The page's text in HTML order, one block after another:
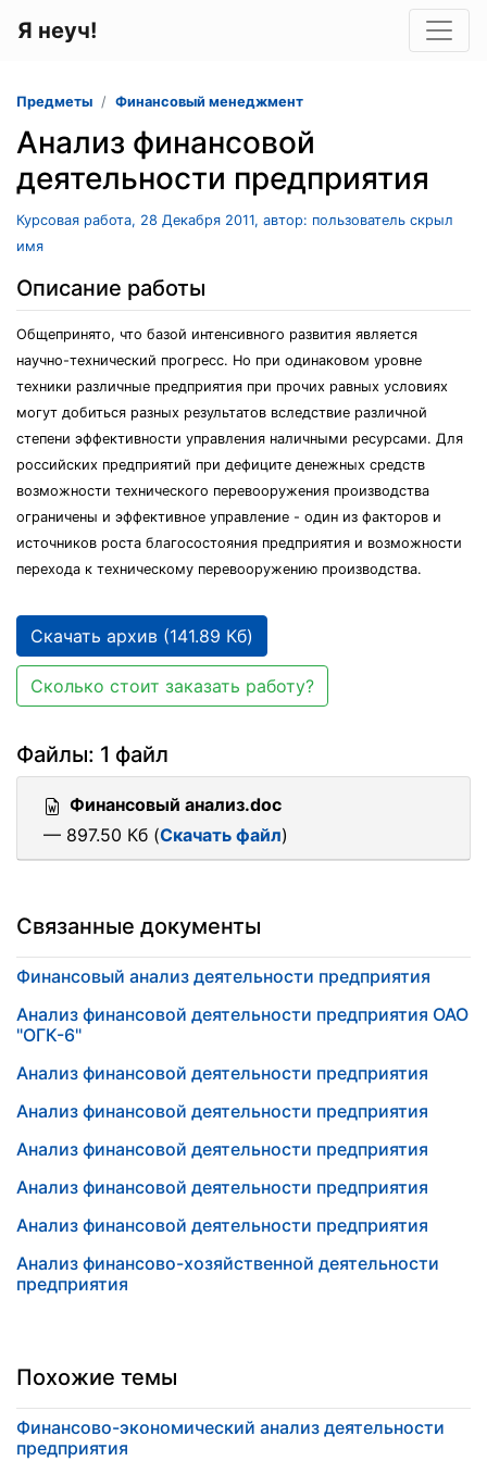
Я неуч!
Предметы Финансовый менеджмент
Анализ финансовой
деятельности предприятия
Курсовая работа, 28 Декабря 2011, автор: пользователь скрыл
имя
Описание работы
Общепринято, что базой интенсивного развития является
научно-технический прогресс. Но при одинаковом уровне
техники различные предприятия при прочих равных условиях
могут добиться разных результатов вследствие различной
степени эффективности управления наличными ресурсами. Для
российских предприятий при дефиците денежных средств
возможности технического перевооружения производства
ограничены и эффективное управление - один из факторов и
источников роста благосостояния предприятия и возможности
перехода к техническому перевооружению производства.
Скачать архив (141.89 Кб)
Сколько стоит заказать работу?
Файлы: 1 файл
Финансовый анализ.doc
— 897.50 Кб (Скачать файл)
Связанные документы
Финансовый анализ деятельности предприятия
Анализ финансовой деятельности предприятия ОАО
"ОГК-6"
Анализ финансовой деятельности предприятия
Анализ финансовой деятельности предприятия
Анализ финансовой деятельности предприятия
Анализ финансовой деятельности предприятия
Анализ финансовой деятельности предприятия
Анализ финансово-хозяйственной деятельности
предприятия
Похожие темы
Финансово-экономический анализ деятельности
предприятия